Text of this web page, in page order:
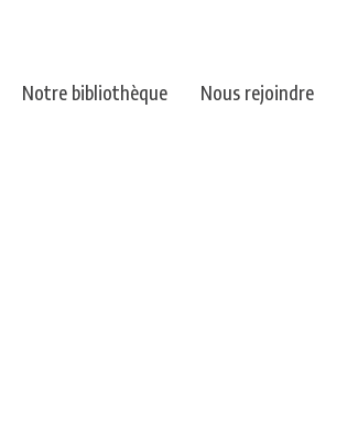
Notre bibliothèque Nous rejoindre